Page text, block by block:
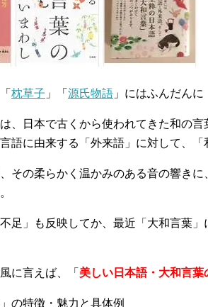
枕草子 」「 源氏物語 」にはふんだんに
は、日本で古くから使われてきた和の
語に由来する「外来語」に対して、「
、その柔らかく温かみのある音の響き
足」も反映してか、最近「大和言葉
に言えば、「 美しい 日本語・大和言葉
の特徴・魅力と具体例